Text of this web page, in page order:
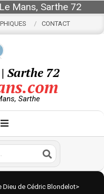
Mans, Sarthe 72
CONTACT
Sarthe 72
Sarthe
Dieu de Cédric Blondelot>